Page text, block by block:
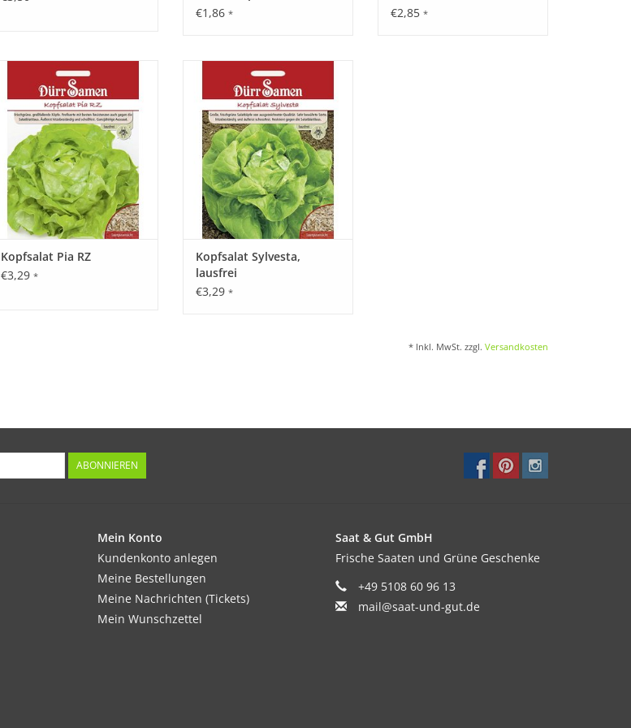
€1,86 *
€2,85 *
Pia RZ bildet frischgrüne,
großfallende Köpfe. Profisorte mit
besten Resistenzen auch gegen
die Salatblattlaus. Äußerst
hitzebeständig und schoßfest.
Eine ganzjähirige Aussaat ist
möglich.
ZUM WARENKORB HINZUFÜGEN
Kopfsalat Pia RZ
€3,29 *
Sylvesta ist eine sehr bewährte
und ausgezeichnete Kopfsalat-
Sorte mit großen, frischgrünen
Köpfen von bester Qualität. Sehr
hitzebeständig und schossfest.
Resistent gegen die
Salatblattlaus.
ZUM WARENKORB HINZUFÜGEN
Kopfsalat Sylvesta,
lausfrei
€3,29 *
* Inkl. MwSt. zzgl. Versandkosten
ABONNIEREN
Mein Konto
Kundenkonto anlegen
Meine Bestellungen
Meine Nachrichten (Tickets)
Mein Wunschzettel
Saat & Gut GmbH
Frische Saaten und Grüne Geschenke
+49 5108 60 96 13
mail@saat-und-gut.de